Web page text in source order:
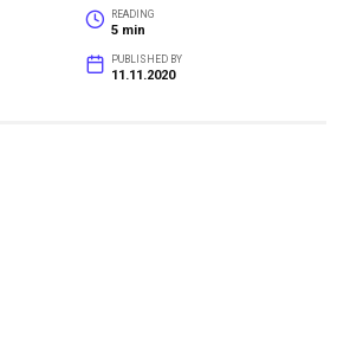
READING
5 min
PUBLISHED BY
11.11.2020